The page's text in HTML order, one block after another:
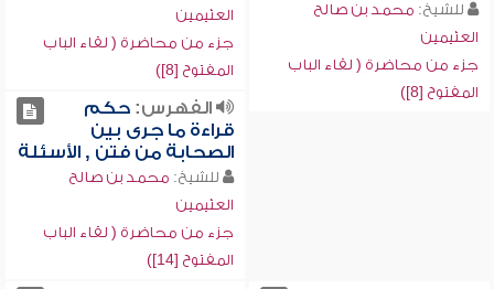
للشيخ: محمد بن صالح
العثيمين
جزء من محاضرة ( لقاء الباب
المفتوح [8])
العثيمين
جزء من محاضرة ( لقاء الباب
المفتوح [8])
الفهرس:حكم
قراءة ما جرى بين
الصحابة من فتن , الأسئلة
للشيخ: محمد بن صالح
العثيمين
جزء من محاضرة ( لقاء الباب
المفتوح [14])